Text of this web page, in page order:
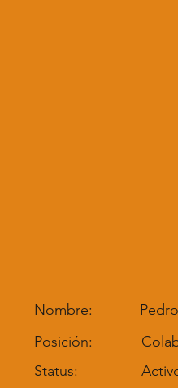
Nombre:
Posición:
Status: